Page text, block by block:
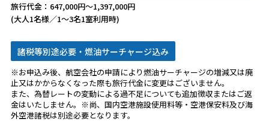
旅行代金：647,000円～1,397,000円
(大人1名様／1～3名1室利用時)
諸税等別途必要・燃油サーチャージ込み
※お申込み後、航空会社の申請により燃油サーチャージの増減又は廃
止又はかからなくなった際も旅行代金に変更はございません。
また、為替レートの変動による過不足についても追加徴収またはご返
金はいたしません。※尚、国内空港施設使用料等・空港保安料及び海
外空港諸税は別途必要となります。